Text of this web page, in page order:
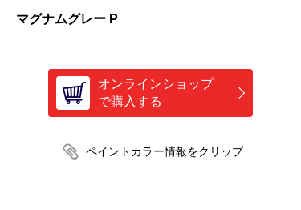
マグナムグレー P
オンラインショップ
で購入する